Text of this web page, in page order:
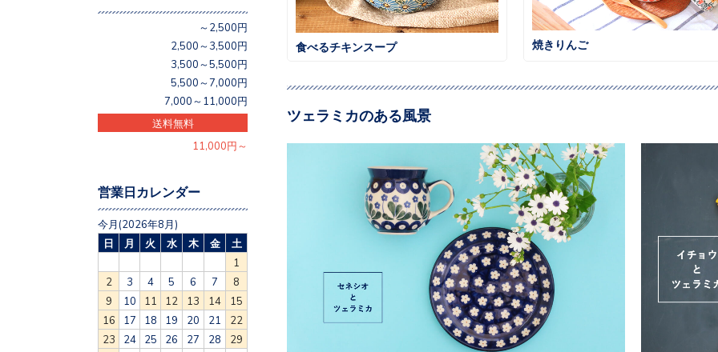
食べるチキンスープ 焼きりんご
ツェラミカのある風景
～2,500円
2,500～3,500円
3,500～5,500円
5,500～7,000円
7,000～11,000円
送料無料
11,000円～
営業日カレンダー
今月(2026年8月)
日
月 火 水 木 金
土
1
2
3 4 5 6 7
8
9
10 11 12 13 14
15
16
17 18 19 20 21
22
23
24 25 26 27 28
29